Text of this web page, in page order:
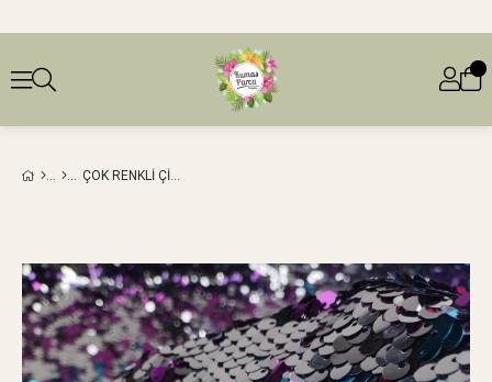
ÇOK RENKLI ÇIFT TARAFLI PUL PAYET (EN 130 CM X BOY 220 CM)